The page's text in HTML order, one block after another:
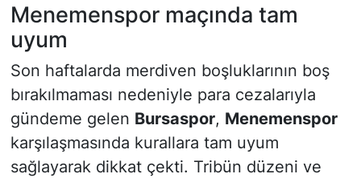
Menemenspor maçında tam
uyum
Son haftalarda merdiven boşluklarının boş
bırakılmaması nedeniyle para cezalarıyla
gündeme gelen Bursaspor, Menemenspor
karşılaşmasında kurallara tam uyum
sağlayarak dikkat çekti. Tribün düzeni ve